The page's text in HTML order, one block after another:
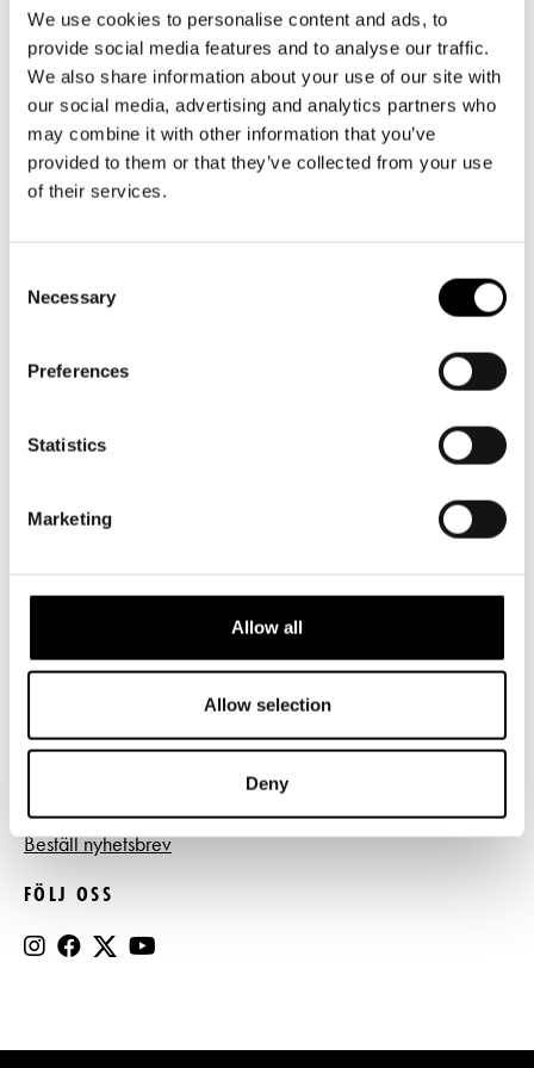
We use cookies to personalise content and ads, to
provide social media features and to analyse our traffic.
We also share information about your use of our site with
our social media, advertising and analytics partners who
may combine it with other information that you’ve
provided to them or that they’ve collected from your use
of their services.
Selection
Necessary
Preferences
Statistics
Marketing
Allow all
Allow selection
Deny
Presentkort
Tillgänglighet
Frågor & svar
Platskarta
Företag
Guidning
Teaterns verksamhet
Ensemble
Historia
Svenska Teatern Live
LOGGA IN
info@svenskateatern.fi
BILJETTER
Köp biljetter
Biljettkassan öppnar 11.8
Norra esplanaden 2
LÄNKAR
Frågor & svar
Press
Register- och dataskyddsbeskrivning
Beställ nyhetsbrev
FÖLJ OSS